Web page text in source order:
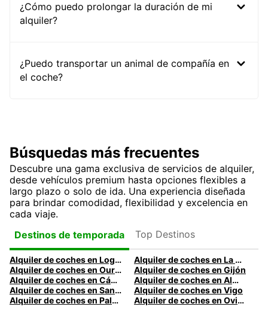
¿Cómo puedo prolongar la duración de mi
alquiler?
¿Puedo transportar un animal de compañía en
el coche?
Búsquedas más frecuentes
Descubre una gama exclusiva de servicios de alquiler,
desde vehículos premium hasta opciones flexibles a
largo plazo o solo de ida. Una experiencia diseñada
para brindar comodidad, flexibilidad y excelencia en
cada viaje.
Destinos de temporada
Top Destinos
Alquiler de coches en Logroño
Alquiler de coches en La Coruña
Alquiler de coches en Ourense
Alquiler de coches en Gijón
Alquiler de coches en Cádiz
Alquiler de coches en Almería
Alquiler de coches en Santander
Alquiler de coches en Vigo
Alquiler de coches en Palma
Alquiler de coches en Oviedo